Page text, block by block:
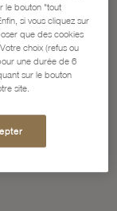
le bouton "tout
si vous cliquez sur
que des cookies
choix (refus ou
une durée de 6
sur le bouton
site.